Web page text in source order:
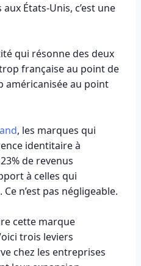
États-Unis, c’est une
qui résonne des deux
française au point de
américanisée au point
, les marques qui
identitaire à
de revenus
à celles qui
n’est pas négligeable.
cette marque
trois leviers
chez les entreprises